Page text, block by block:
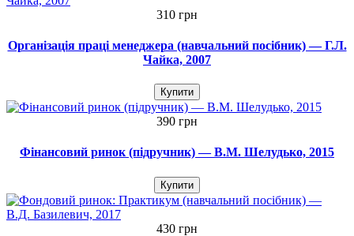
310 грн
Організація праці менеджера (навчальний посібник) — Г.Л.
Чайка, 2007
Купити
390 грн
Фінансовий ринок (підручник) — В.М. Шелудько, 2015
Купити
430 грн